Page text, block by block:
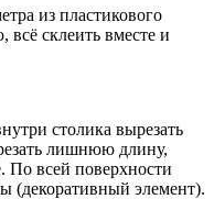
из пластикового
всё склеить вместе и
столика вырезать
лишнюю длину,
По всей поверхности
(декоративный элемент).